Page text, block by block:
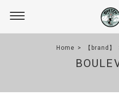
Home 【brand】